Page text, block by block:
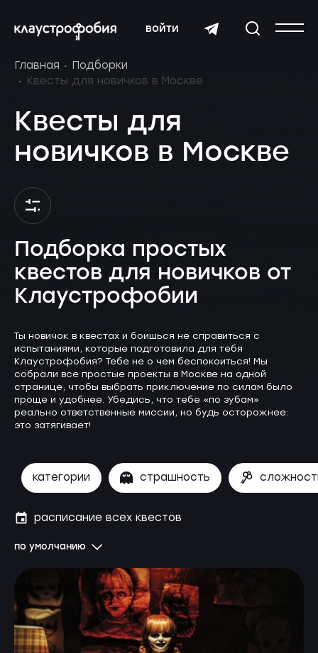
войти
Главная
Подборки
Квесты для новичков в Москве
Квесты для
новичков в Москве
Подборка простых
квестов для новичков от
Клаустрофобии
Ты новичок в квестах и боишься не справиться с
испытаниями, которые подготовила для тебя
Клаустрофобия? Тебе не о чем беспокоиться! Мы
собрали все простые проекты в Москве на одной
странице, чтобы выбрать приключение по силам было
проще и удобнее. Убедись, что тебе «по зубам»
реально ответственные миссии, но будь осторожнее:
это затягивает!
категории страшность
по умолчанию
расписание всех квестов